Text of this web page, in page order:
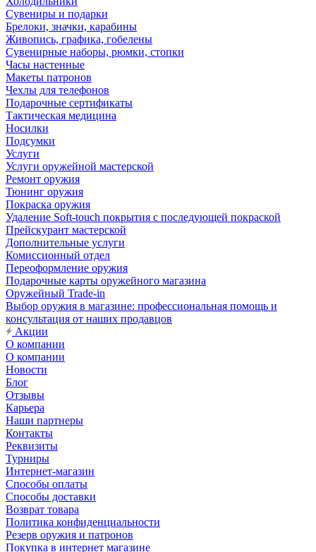
Сувениры и подарки
Брелоки, значки, карабины
Живопись, графика, гобелены
Сувенирные наборы, рюмки, стопки
Часы настенные
Макеты патронов
Чехлы для телефонов
Подарочные сертификаты
Тактическая медицина
Носилки
Подсумки
Услуги
Услуги оружейной мастерской
Ремонт оружия
Тюнинг оружия
Покраска оружия
Удаление Soft-touch покрытия с последующей покраской
Прейскурант мастерской
Дополнительные услуги
Комиссионный отдел
Переоформление оружия
Подарочные карты оружейного магазина
Оружейный Trade-in
Выбор оружия в магазине: профессиональная помощь и
консультация от наших продавцов
Акции
О компании
О компании
Новости
Блог
Отзывы
Карьера
Наши партнеры
Контакты
Реквизиты
Турниры
Интернет-магазин
Способы оплаты
Способы доставки
Возврат товара
Политика конфиденциальности
Резерв оружия и патронов
Покупка в интернет магазине